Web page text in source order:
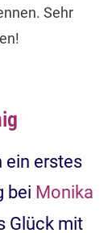
Sehr
ein erstes
bei Monika
Glück mit